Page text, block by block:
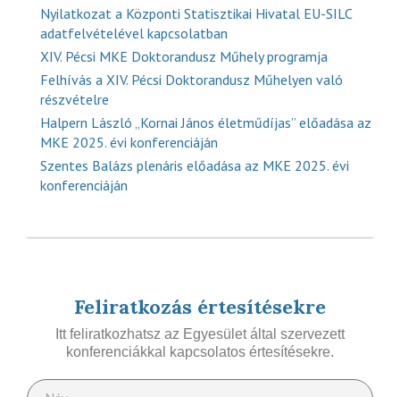
Nyilatkozat a Központi Statisztikai Hivatal EU-SILC
adatfelvételével kapcsolatban
XIV. Pécsi MKE Doktorandusz Műhely programja
Felhívás a XIV. Pécsi Doktorandusz Műhelyen való
részvételre
Halpern László „Kornai János életműdíjas” előadása az
MKE 2025. évi konferenciáján
Szentes Balázs plenáris előadása az MKE 2025. évi
konferenciáján
Feliratkozás értesítésekre
Itt feliratkozhatsz az Egyesület által szervezett
konferenciákkal kapcsolatos értesítésekre.